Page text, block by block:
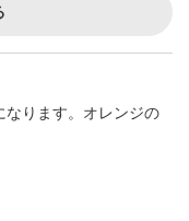
なります。オレンジの